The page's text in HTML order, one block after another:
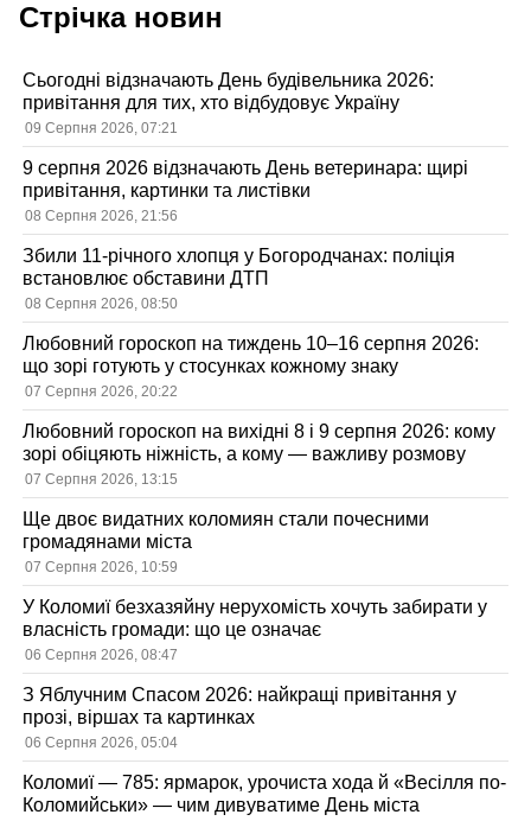
Стрічка новин
Сьогодні відзначають День будівельника 2026:
привітання для тих, хто відбудовує Україну
09 Серпня 2026, 07:21
9 серпня 2026 відзначають День ветеринара: щирі
привітання, картинки та листівки
08 Серпня 2026, 21:56
Збили 11-річного хлопця у Богородчанах: поліція
встановлює обставини ДТП
08 Серпня 2026, 08:50
Любовний гороскоп на тиждень 10–16 серпня 2026:
що зорі готують у стосунках кожному знаку
07 Серпня 2026, 20:22
Любовний гороскоп на вихідні 8 і 9 серпня 2026: кому
зорі обіцяють ніжність, а кому — важливу розмову
07 Серпня 2026, 13:15
Ще двоє видатних коломиян стали почесними
громадянами міста
07 Серпня 2026, 10:59
У Коломиї безхазяйну нерухомість хочуть забирати у
власність громади: що це означає
06 Серпня 2026, 08:47
З Яблучним Спасом 2026: найкращі привітання у
прозі, віршах та картинках
06 Серпня 2026, 05:04
Коломиї — 785: ярмарок, урочиста хода й «Весілля по-
Коломийськи» — чим дивуватиме День міста